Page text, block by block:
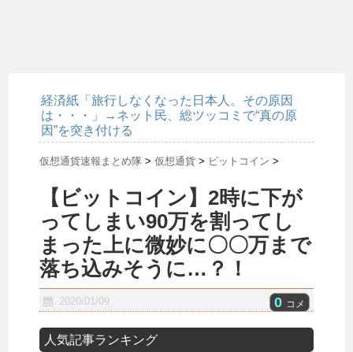
経済紙「旅行しなくなった日本人。その原因
は・・・」→ネット民、総ツッコミで“真の原
因”を突き付ける
仮想通貨速報まとめ隊 > 仮想通貨 > ビットコイン >
【ビットコイン】2時に下が
ってしまい90万を割ってし
まった上に微妙に〇〇万まで
落ち込みそうに…？！
2020/01/09 0 コメ
人気記事ランキング